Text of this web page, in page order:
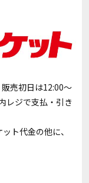
売初日は12:00〜
レジで支払・引き
ト代金の他に、